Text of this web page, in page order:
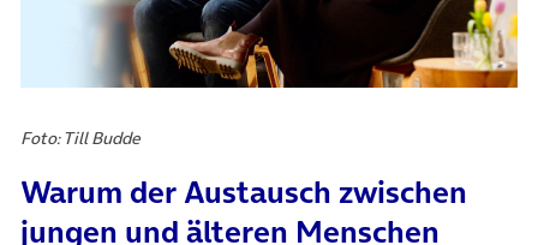
Foto: Till Budde
Warum der Austausch zwischen
jungen und älteren Menschen